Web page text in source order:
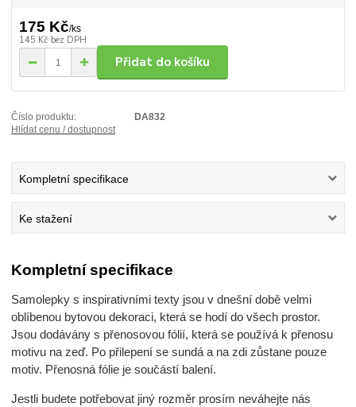
175 Kč/ks
145 Kč bez DPH
Přidat do košíku
Číslo produktu:
DA832
Hlídat cenu / dostupnost
Kompletní specifikace
Ke stažení
Kompletní specifikace
Samolepky s inspirativními texty jsou v dnešní době velmi
oblíbenou bytovou dekoraci, která se hodí do všech prostor.
Jsou dodávány s přenosovou fólií, která se používá k přenosu
motivu na zeď. Po přilepení se sundá a na zdi zůstane pouze
motiv. Přenosná fólie je součástí balení.
Jestli budete potřebovat jiný rozměr prosím neváhejte nás